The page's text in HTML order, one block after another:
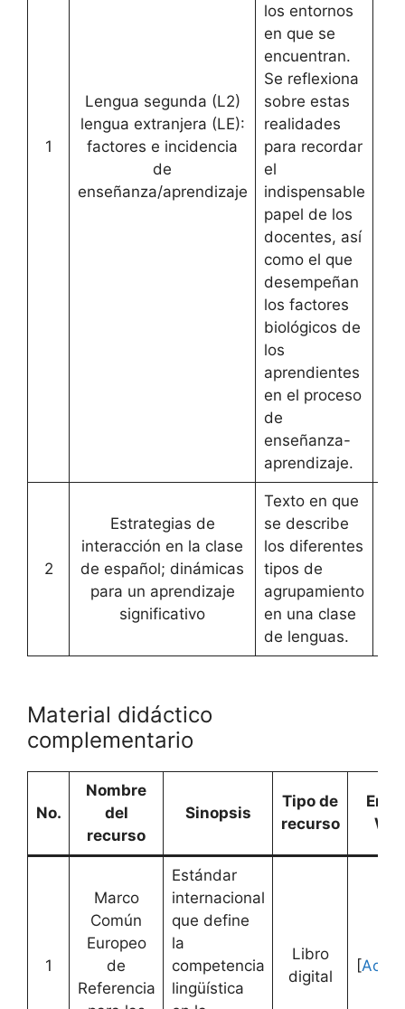
1
Lengua segunda (L2)
lengua extranjera (LE):
factores e incidencia
de
enseñanza/aprendizaje
los entornos
en que se
encuentran.
Se reflexiona
sobre estas
realidades
para recordar
el
indispensable
papel de los
docentes, así
como el que
desempeñan
los factores
biológicos de
los
aprendientes
en el proceso
de
enseñanza-
aprendizaje.
2
Estrategias de
interacción en la clase
de español; dinámicas
para un aprendizaje
significativo
Texto en que
se describe
los diferentes
tipos de
agrupamiento
en una clase
de lenguas.
Material didáctico
complementario
No.
Nombre
del
recurso
Sinopsis
Tipo de
recurso
1
Marco
Común
Europeo
de
Referencia
Estándar
internacional
que define
la
competencia
lingüística
Libro
digital
[